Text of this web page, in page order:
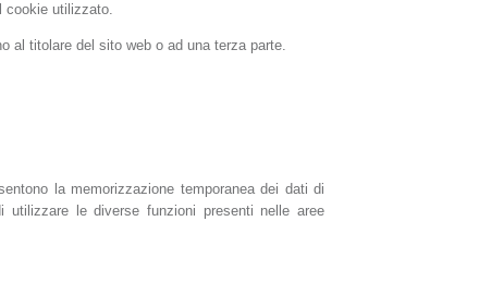
cookie utilizzato.
al titolare del sito web o ad una terza parte.
la memorizzazione temporanea dei dati di
le diverse funzioni presenti nelle aree